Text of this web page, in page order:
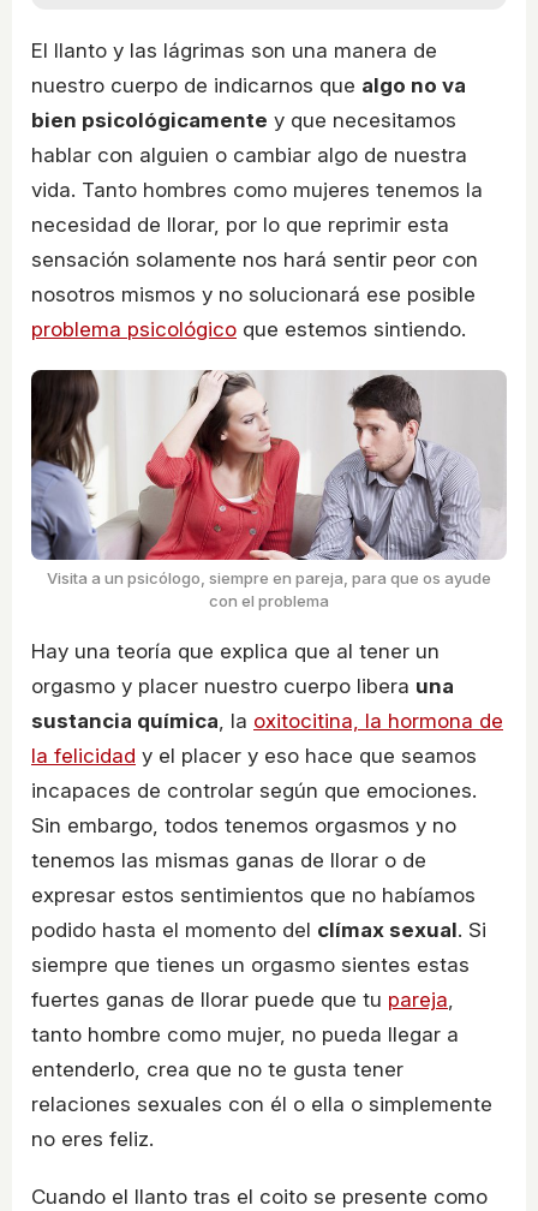
El llanto y las lágrimas son una manera de
nuestro cuerpo de indicarnos que algo no va
bien psicológicamente y que necesitamos
hablar con alguien o cambiar algo de nuestra
vida. Tanto hombres como mujeres tenemos la
necesidad de llorar, por lo que reprimir esta
sensación solamente nos hará sentir peor con
nosotros mismos y no solucionará ese posible
problema psicológico que estemos sintiendo.
Visita a un psicólogo, siempre en pareja, para que os ayude
con el problema
Hay una teoría que explica que al tener un
orgasmo y placer nuestro cuerpo libera una
sustancia química, la oxitocitina, la hormona de
la felicidad y el placer y eso hace que seamos
incapaces de controlar según que emociones.
Sin embargo, todos tenemos orgasmos y no
tenemos las mismas ganas de llorar o de
expresar estos sentimientos que no habíamos
podido hasta el momento del clímax sexual. Si
siempre que tienes un orgasmo sientes estas
fuertes ganas de llorar puede que tu pareja,
tanto hombre como mujer, no pueda llegar a
entenderlo, crea que no te gusta tener
relaciones sexuales con él o ella o simplemente
no eres feliz.
Cuando el llanto tras el coito se presente como